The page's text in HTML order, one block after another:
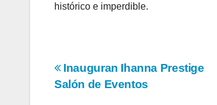
histórico e imperdible.
Navegación
Inauguran Ihanna Prestige
Salón de Eventos